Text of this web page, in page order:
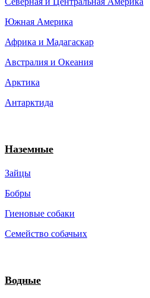
Южная Америка
Африка и Мадагаскар
Австралия и Океания
Арктика
Антарктида
Наземные
Зайцы
Бобры
Гиеновые собаки
Семейство собачьих
Водные